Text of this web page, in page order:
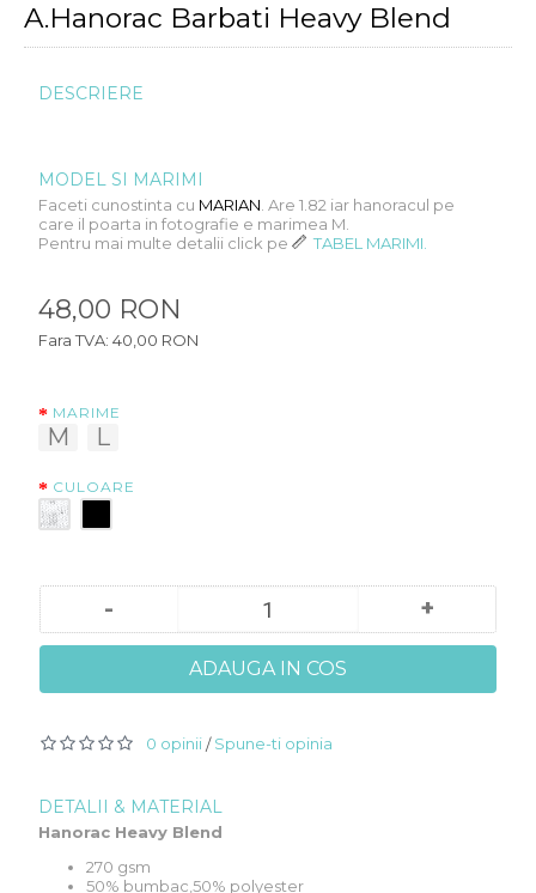
A.Hanorac Barbati Heavy Blend
DESCRIERE
MODEL SI MARIMI
Faceti cunostinta cu MARIAN . Are 1.82 iar hanoracul pe
care il poarta in fotografie e marimea M.
Pentru mai multe detalii click pe
TABEL MARIMI.
48,00 RON
Fara TVA: 40,00 RON
MARIME
M L
CULOARE
- +
ADAUGA IN COS
0 opinii/Spune-ti opinia
DETALII & MATERIAL
Hanorac Heavy Blend
270 gsm
50% bumbac,50% polyester